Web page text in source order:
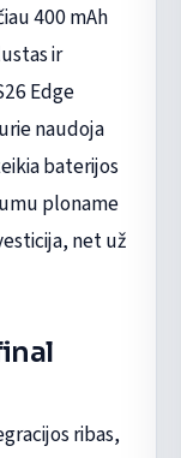
400 mAh
ir
Edge
naudoja
baterijos
ploname
net už
ribas,